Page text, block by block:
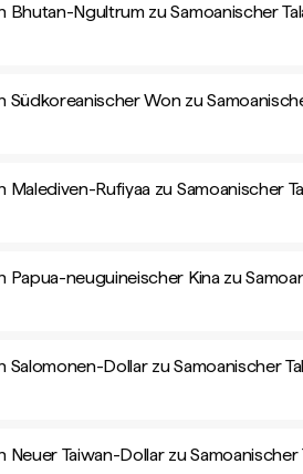
Bhutan-Ngultrum zu Samoanischer
Südkoreanischer Won zu
Rufiyaa zu Samoanischer
Papua-neuguineischer Kina zu
Salomonen-Dollar zu Samoanischer
Taiwan-Dollar zu Samoanischer